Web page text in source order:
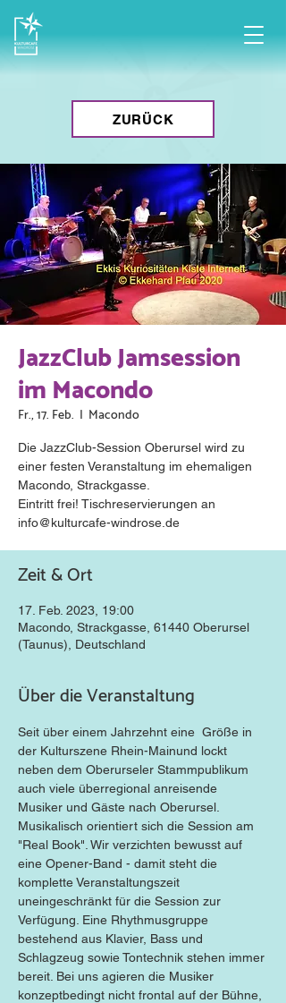
ZURÜCK
JazzClub Jamsession
im Macondo
Fr., 17. Feb.
  |
Macondo
Die JazzClub-Session Oberursel wird zu
einer festen Veranstaltung im ehemaligen
Macondo, Strackgasse.
Eintritt frei! Tischreservierungen an
info@kulturcafe-windrose.de
Zeit & Ort
17. Feb. 2023, 19:00
Macondo, Strackgasse, 61440 Oberursel
(Taunus), Deutschland
Über die Veranstaltung
Seit über einem Jahrzehnt eine  Größe in
der Kulturszene Rhein-Mainund lockt
neben dem Oberurseler Stammpublikum
auch viele überregional anreisende
Musiker und Gäste nach Oberursel.
Musikalisch orientiert sich die Session am
"Real Book". Wir verzichten bewusst auf
eine Opener-Band - damit steht die
komplette Veranstaltungszeit
uneingeschränkt für die Session zur
Verfügung. Eine Rhythmusgruppe
bestehend aus Klavier, Bass und
Schlagzeug sowie Tontechnik stehen immer
bereit. Bei uns agieren die Musiker
konzeptbedingt nicht frontal auf der Bühne,